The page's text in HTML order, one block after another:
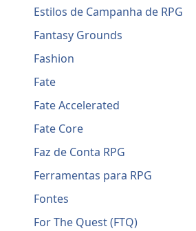
Estilos de Campanha de RPG
Fantasy Grounds
Fashion
Fate
Fate Accelerated
Fate Core
Faz de Conta RPG
Ferramentas para RPG
Fontes
For The Quest (FTQ)